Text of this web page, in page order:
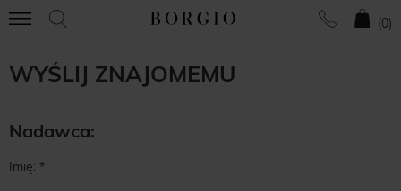
(0)
WYŚLIJ ZNAJOMEMU
Nadawca:
Imię: